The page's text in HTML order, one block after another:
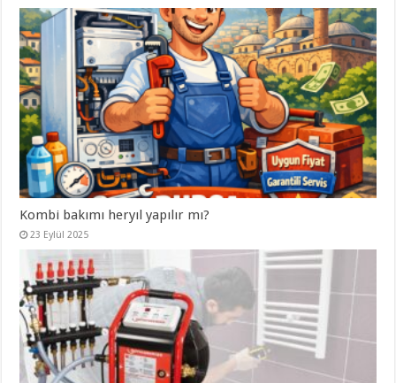
Kombi bakımı heryıl yapılır mı?
23 Eylül 2025